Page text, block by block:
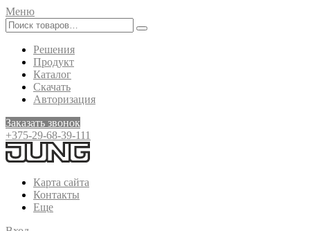
Меню
Решения
Продукт
Каталог
Скачать
Авторизация
Заказать звонок
+375-29-68-39-111
Карта сайта
Контакты
Еще